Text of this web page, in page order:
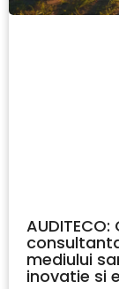
mediului
inovatie si